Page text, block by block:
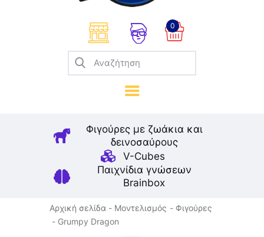
0
Φιγούρες με ζωάκια και
δεινοσαύρους
V-Cubes
Παιχνίδια γνώσεων
Brainbox
Σπαζοκεφαλιές
Κατασκευές
Καλλιτεχνικά
Μοντελισμός
Βιβλία
Παιχνίδια Ρόλων
Αρχική σελίδα Μοντελισμός
Φιγούρες
Grumpy Dragon